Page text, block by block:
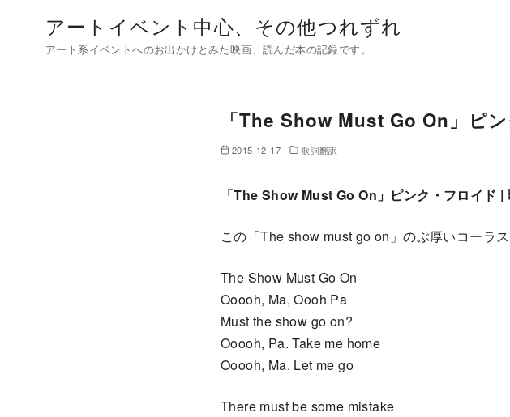
アートイベント中心、その他つれずれ
アート系イベントへのお出かけとみた映画、読んだ本の記録です。
「The Show Must Go On」ピ
2015-12-17 歌詞翻訳
「The Show Must Go On」ピンク・フロイド |
この「The show must go on」のぶ厚いコーラ
The Show Must Go On
Ooooh, Ma, Oooh Pa
Must the show go on?
Ooooh, Pa. Take me home
Ooooh, Ma. Let me go
There must be some mistake